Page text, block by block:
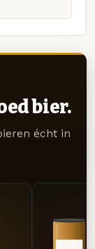
bier.
écht in